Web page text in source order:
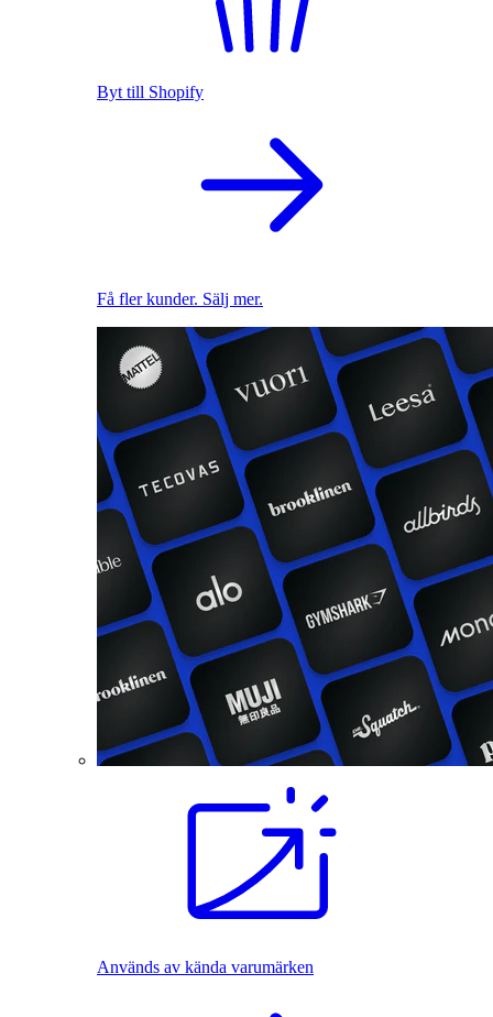
Byt till Shopify
Få fler kunder. Sälj mer.
Används av kända varumärken